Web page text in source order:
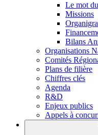
Le mot
Missions
Bilans
Organisations
Comités
Plans de filière
Chiffres clés
Agenda
R&D
Enjeux publics
Appels à